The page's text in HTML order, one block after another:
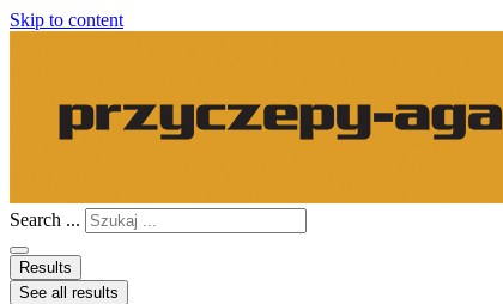
Skip to content
Search ...
Results
See all results